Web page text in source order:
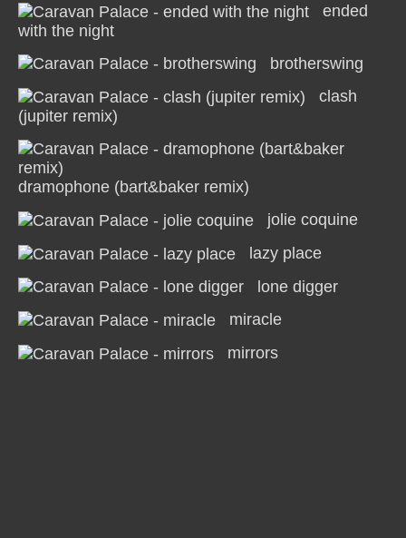
ended
with the night
brotherswing
clash
(jupiter remix)
dramophone (bart&baker remix)
jolie coquine
lazy place
lone digger
miracle
mirrors